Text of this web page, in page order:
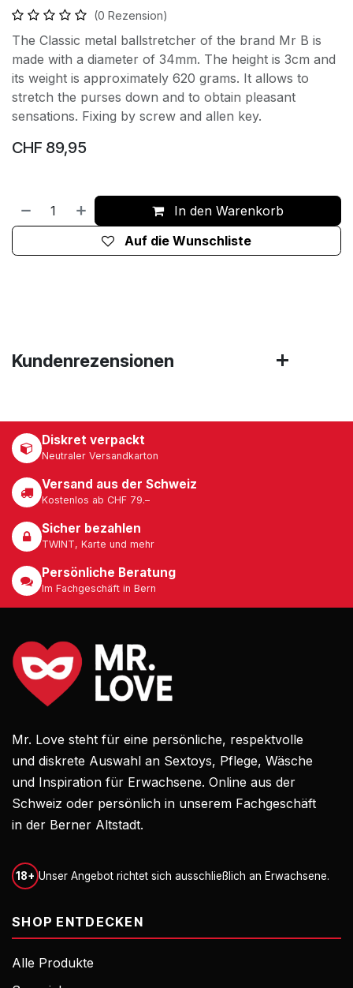
(0 Rezension)
The Classic metal ballstretcher of the brand Mr B is
made with a diameter of 34mm. The height is 3cm and
its weight is approximately 620 grams. It allows to
stretch the purses down and to obtain pleasant
sensations. Fixing by screw and allen key.
CHF 89,95
In den Warenkorb
Auf die Wunschliste
Kundenrezensionen
Diskret verpackt
Neutraler Versandkarton
Versand aus der Schweiz
Kostenlos ab CHF 79.–
Sicher bezahlen
TWINT, Karte und mehr
Persönliche Beratung
Im Fachgeschäft in Bern
Mr. Love steht für eine persönliche, respektvolle
und diskrete Auswahl an Sextoys, Pflege, Wäsche
und Inspiration für Erwachsene. Online aus der
Schweiz oder persönlich in unserem Fachgeschäft
in der Berner Altstadt.
18+ Unser Angebot richtet sich ausschließlich an Erwachsene.
SHOP ENTDECKEN
Alle Produkte